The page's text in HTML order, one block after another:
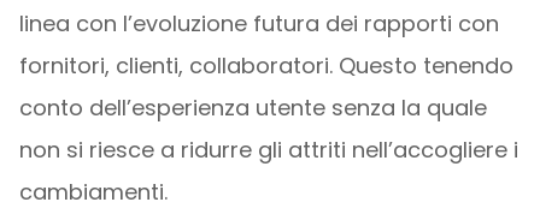
linea con l’evoluzione futura dei rapporti con
fornitori, clienti, collaboratori. Questo tenendo
conto dell’esperienza utente senza la quale
non si riesce a ridurre gli attriti nell’accogliere i
cambiamenti.